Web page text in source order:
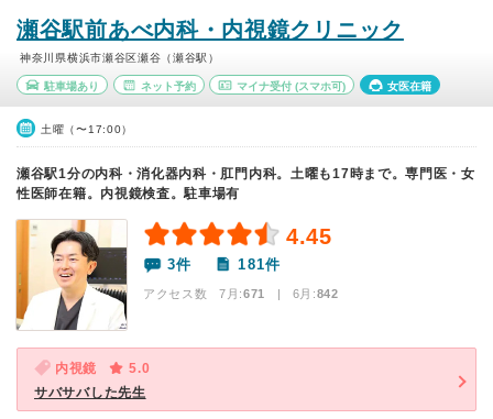
瀬谷駅前あべ内科・内視鏡クリニック
神奈川県横浜市瀬谷区瀬谷（瀬谷駅）
駐車場あり ネット予約 マイナ受付 (スマホ可) 女医在籍
土曜（〜17:00）
瀬谷駅1分の内科・消化器内科・肛門内科。土曜も17時まで。専門医・女
性医師在籍。内視鏡検査。駐車場有
4.45
3件 181件
アクセス数 7月:671 | 6月:842
内視鏡
5.0
サバサバした先生